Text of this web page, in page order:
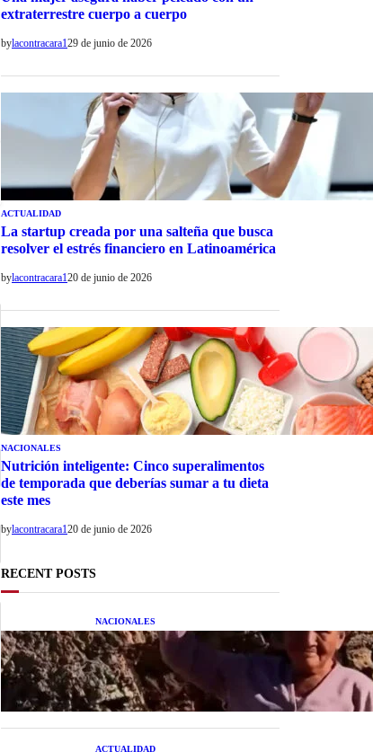
extraterrestre cuerpo a cuerpo
bylacontracara129 de junio de 2026
ACTUALIDAD
La startup creada por una salteña que busca
resolver el estrés financiero en Latinoamérica
bylacontracara120 de junio de 2026
NACIONALES
Nutrición inteligente: Cinco superalimentos
de temporada que deberías sumar a tu dieta
este mes
bylacontracara120 de junio de 2026
RECENT POSTS
NACIONALES
Una mujer asegura haber
peleado con un extraterrestre
cuerpo a cuerpo
ACTUALIDAD